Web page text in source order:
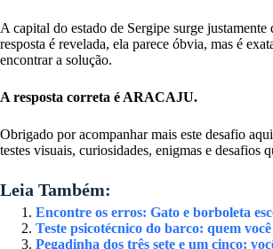
A capital do estado de Sergipe surge
resposta é revelada, ela parece óbvia, mas é
encontrar a solução.
A resposta correta é ARACAJU.
Obrigado por acompanhar mais este desafio
testes visuais, curiosidades, enigmas e desafios
Leia Também:
Encontre os erros: Gato e borboleta
Teste psicotécnico do barco: quem
Pegadinha dos três sete e um cinco: